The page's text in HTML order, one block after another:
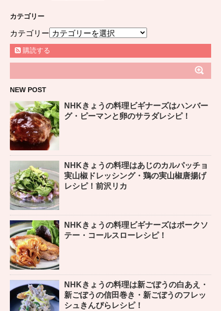
カテゴリー
カテゴリー
購読する
NEW POST
NHKきょうの料理ビギナーズはハンバー
グ・ピーマンと卵のサラダレシピ！
NHKきょうの料理はあじのカルパッチョ
実山椒ドレッシング・鶏の実山椒唐揚げ
レシピ！前沢リカ
NHKきょうの料理ビギナーズはポークソ
テー・コールスローレシピ！
NHKきょうの料理は新ごぼうの白あえ・
新ごぼうの信田巻き・新ごぼうのフレッ
シュきんぴらレシピ！